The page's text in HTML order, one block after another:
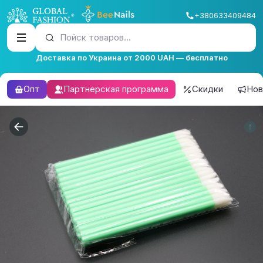
+380633409484
Пойск товаров...
Доставка по Украина от 2000 UAH — бесплатно
Опт Партнерская программа Скидки